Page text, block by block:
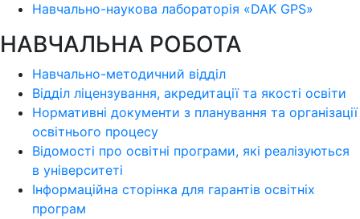
Навчально-наукова лабораторія «DAK GPS»
НАВЧАЛЬНА РОБОТА
Навчально-методичний відділ
Відділ ліцензування, акредитації та якості освіти
Нормативні документи з планування та організації
освітнього процесу
Відомості про освітні програми, які реалізуються
в університеті
Інформаційна сторінка для гарантів освітніх
програм